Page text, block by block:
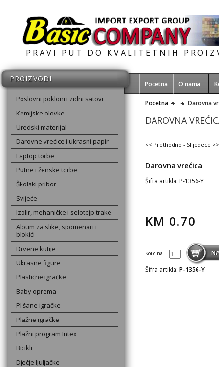
PRAVI PUT DO KVALITETNIH
Pocetna O nama
PROIZVODI
Poslovni pokloni i zidni satovi
Kemijske olovke
Uredski materijal
Darovne vrećice i ukrasni papir
Laptop torbe
Putne i ženske torbe
Školski pribor
Svijeće
Izolir, mehaničke i selotejp trake
Album za slike, spomenari i
blokići
Drvene kutije
Ukrasne figure
Plastične igračke
Baby oprema
Plišane igračke
Plažne igračke
Plažni program Intex
Bicikli
Dječje ljuljačke
Pocetna Darovna
DAROVNA
<< Prethodno - Slijedece >>
Darovna vrećica
Šifra artikla: P-1356-Y
KM 0.70
Kolicina
Šifra artikla: P-1356-Y